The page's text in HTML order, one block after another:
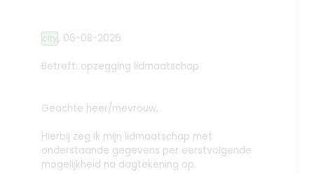
city, 06-08-2026
Betreft: opzegging lidmaatschap
Geachte heer/mevrouw,
Hierbij zeg ik mijn lidmaatschap met
onderstaande gegevens per eerstvolgende
mogelijkheid na dagtekening op.